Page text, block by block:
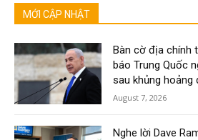
MỚI CẬP NHẬT
Bàn cờ địa chính
báo Trung Quốc
sau khủng hoảng
August 7, 2026
Nghe lời Dave